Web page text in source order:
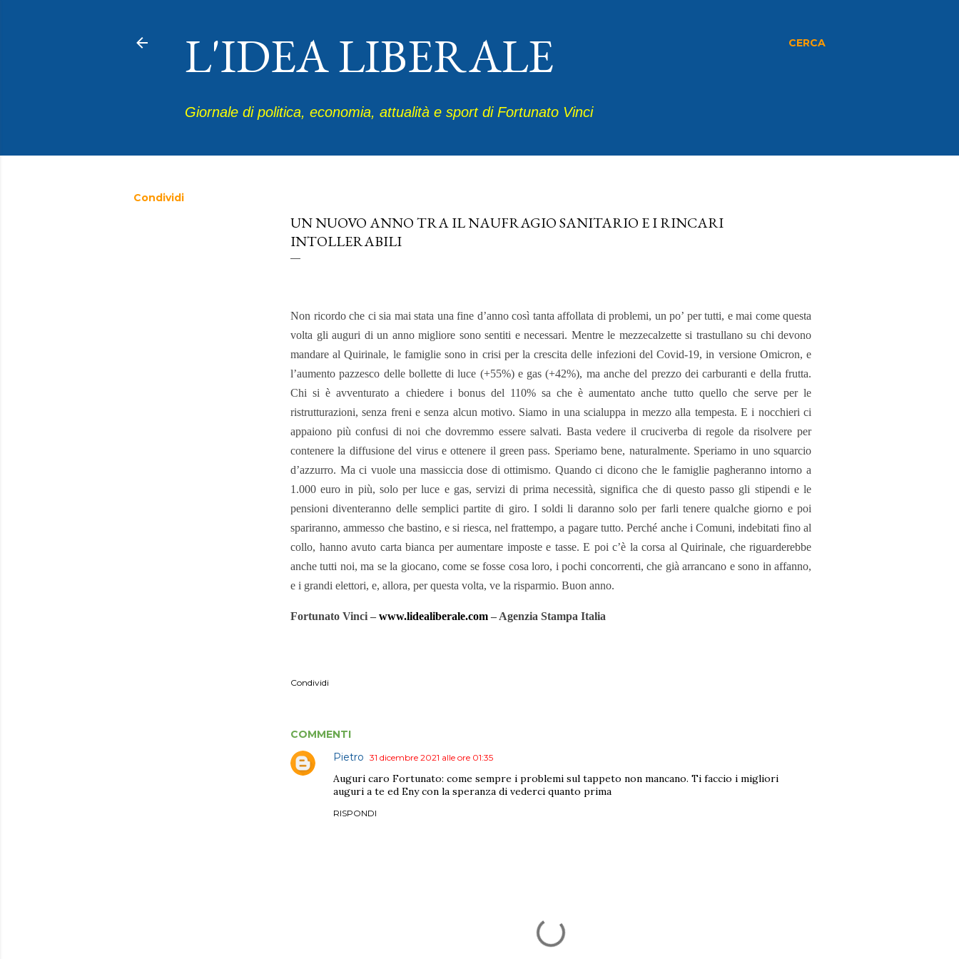
CERCA
L'IDEA LIBERALE
Giornale di politica, economia, attualità e sport di Fortunato Vinci
Condividi
UN NUOVO ANNO TRA IL NAUFRAGIO SANITARIO E I RINCARI
INTOLLERABILI
Non ricordo che ci sia mai stata una fine d’anno così tanta affollata di problemi, un po’ per tutti, e mai come questa
volta gli auguri di un anno migliore sono sentiti e necessari. Mentre le mezzecalzette si trastullano su chi devono
mandare al Quirinale, le famiglie sono in crisi per la crescita delle infezioni del Covid-19, in versione Omicron, e
l’aumento pazzesco delle bollette di luce (+55%) e gas (+42%), ma anche del prezzo dei carburanti e della frutta.
Chi si è avventurato a chiedere i bonus del 110% sa che è aumentato anche tutto quello che serve per le
ristrutturazioni, senza freni e senza alcun motivo. Siamo in una scialuppa in mezzo alla tempesta. E i nocchieri ci
appaiono più confusi di noi che dovremmo essere salvati. Basta vedere il cruciverba di regole da risolvere per
contenere la diffusione del virus e ottenere il green pass. Speriamo bene, naturalmente. Speriamo in uno squarcio
d’azzurro. Ma ci vuole una massiccia dose di ottimismo. Quando ci dicono che le famiglie pagheranno intorno a
1.000 euro in più, solo per luce e gas, servizi di prima necessità, significa che di questo passo gli stipendi e le
pensioni diventeranno delle semplici partite di giro. I soldi li daranno solo per farli tenere qualche giorno e poi
spariranno, ammesso che bastino, e si riesca, nel frattempo, a pagare tutto. Perché anche i Comuni, indebitati fino al
collo, hanno avuto carta bianca per aumentare imposte e tasse. E poi c’è la corsa al Quirinale, che riguarderebbe
anche tutti noi, ma se la giocano, come se fosse cosa loro, i pochi concorrenti, che già arrancano e sono in affanno,
e i grandi elettori, e, allora, per questa volta, ve la risparmio. Buon anno.
Fortunato Vinci – www.lidealiberale.com – Agenzia Stampa Italia
Condividi
COMMENTI
Pietro 31 dicembre 2021 alle ore 01:35
Auguri caro Fortunato: come sempre i problemi sul tappeto non mancano. Ti faccio i migliori
auguri a te ed Eny con la speranza di vederci quanto prima
RISPONDI